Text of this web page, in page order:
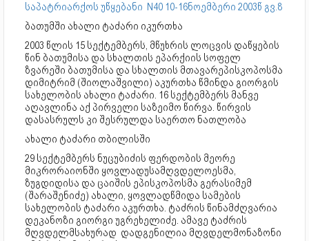
საპატრიარქოს უწყებანი N40 10-16ნოემბერი 2003წ გვ.8
ბათუმში ახალი ტაძარი იკურთხა
2003 წლის 15 სექტემბერს, მწუხრის ლოცვის დაწყების
წინ ბათუმისა და სხალთის ეპარქიის სოფელ
ზვარეში ბათუმისა და სხალთის მთავარეპისკოპოსმა
დიმიტრიმ (შიოლაშვილი) აკურთხა წმინდა გიორგის
სახელობის ახალი ტაძარი. 16 სექტემბერს მანვე
აღავლინა აქ პირველი საზეიმო წირვა. წირვის
დასასრულს კი შესრულდა საერთო ნათლობა
ახალი ტაძარი თბილისში
29 სექტემბერს ნუცუბიძის ფერდობის მეორე
მიკრორაიონში ყოვლადუსამღვდელოესმა,
ზუგდიდისა და ცაიშის ეპისკოპოსმა გერასიმემ
(შარაშენიძე) ახალი, ყოვლადწმიდა სამების
სახელობის ტაძარი აკურთხა. ტაძრის წინამძღვარია
დეკანოზი გიორგი უგრეხელიძე. ამავე ტაძრის
მღვდელმსახურად დადგენილია მღვდელმონაზონი